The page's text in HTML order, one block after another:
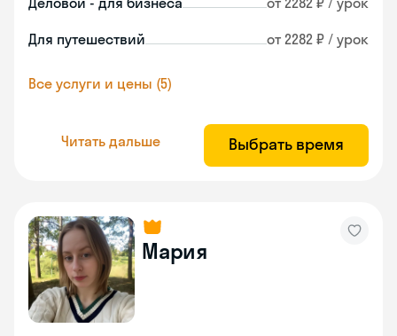
Для путешествий от 2282 ₽ / урок
Все услуги и цены (5)
Читать дальше Выбрать время
Мария